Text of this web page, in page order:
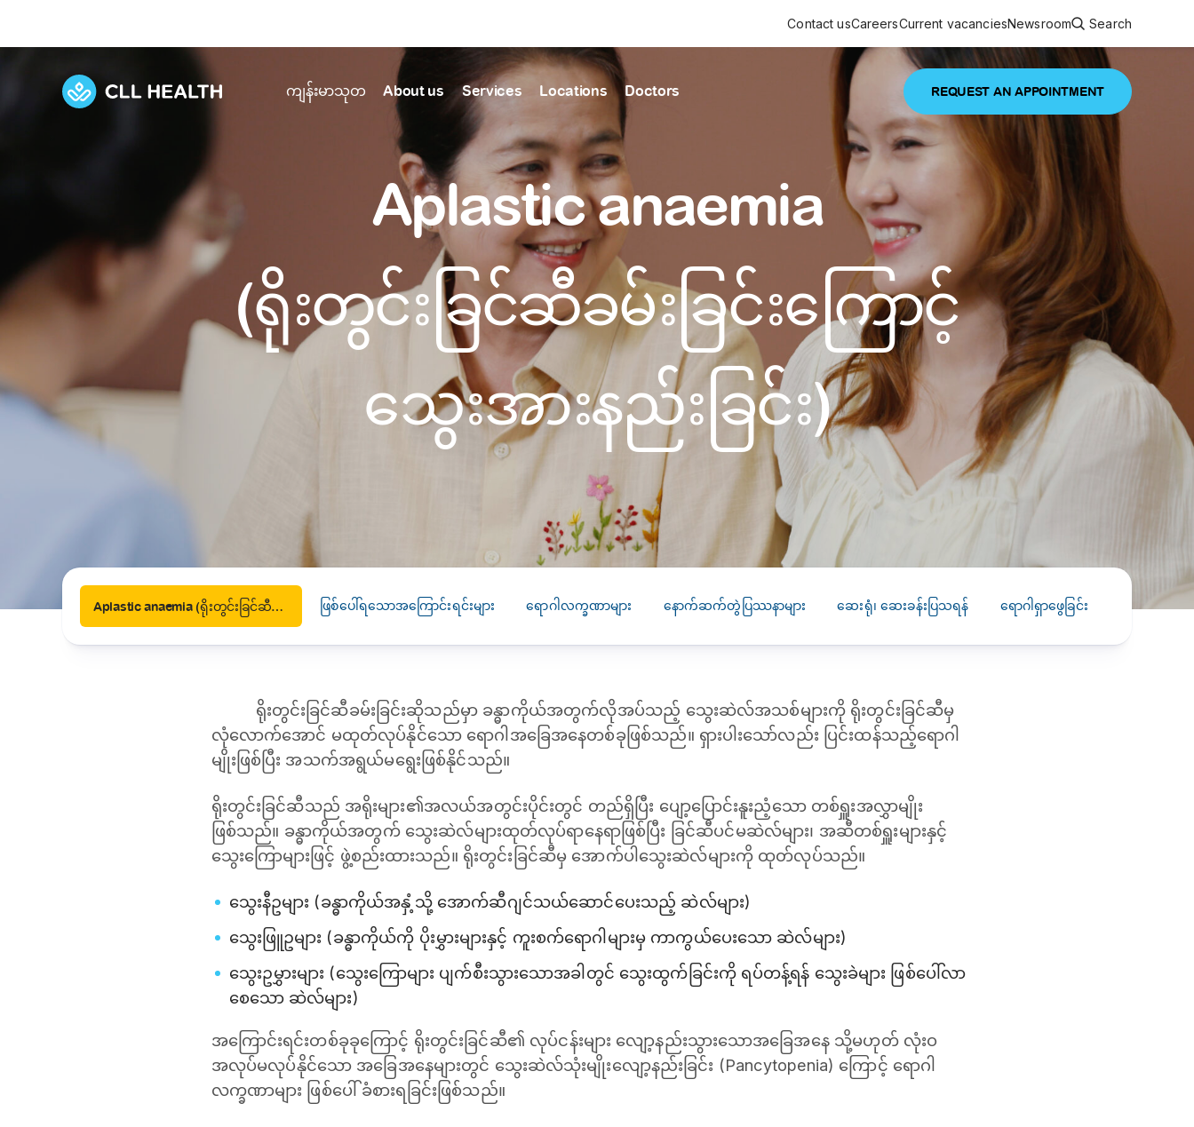
ကျန်းမာသုတ
View all health articles
Emergencies
Diseases and Conditions
Tests and Procedures
Find Health articles by first letter
A B C D E F G I J
K
N O P Q
W
X Y Z
Or search by keyword
ALL ARTICLES
SEARCH
Featured article
DISEASES AND CONDITIONS
22 APR 2026
Melioidosis (မယ်လီယွိုက်ဒိုး
ဆစ် ပြင်းထန်ကူးစက်ရောဂါ)
လီယွိုက်ဒိုးဆစ် ပြင်းထန်
About us
About us
Discover our commitment to transforming healthcare
Our history
Careers
News
News & Announcements
PRESS RELEASE
16 JAN 2026
CLL HEALTH
Strengthens
Presence in Upper
Myanmar Through
Phyu Laboratory and
HEALTH is pleased to
announce the...
PRESS RELEASE
29 AUG 2024
CLL HEALTH unveils
Shin Saw Pu Clinic in
Yangon, advancing
Yangon, Myanmar, 29
Services
Explore Services
Comprehensive care for your health and well-being
Primary care Developmental screening
Immunisation Diagnostics
Digestive care Fertility care
Health screening
Our featured services
Trusted care for every stage of life
Primary care
Comprehensive and continuing health care from prenatal
to elderly stages, coordinating with specialists as
needed
Locations
Our Facilities
Comprehensive care for your health and well-being
Our polyclinics
Quality primary and specialty care near you
Our clinics
Diagnostics and treatment in one place
Laboratories
Our clinics
Dedicated to providing comprehensive interdisciplinary
Shin Saw Pu Clinic
A Top-Tier Primary Care Facility Inaugurated in Yangon for
Local and Expatriate Families
Doctors REQUEST AN APPOINTMENT
Contact usCareersCurrent vacanciesNewsroom Search
Aplastic anaemia
(ရိုးတွင်းခြင်ဆီခမ်းခြင်းကြောင့်
သွေးအားနည်းခြင်း)
Aplastic anaemia (ရိုးတွင်းခြင်ဆီခမ်းခြင်းကြောင့် သွေးအားနည်းခြင်း) ဖြစ်ပေါ်ရသောအကြောင်းရင်းများ ရောဂါလက္ခဏာများ နောက်ဆက်တွဲပြဿနာများ ဆေးရုံ၊ ဆေးခန်းပြသရန် ရောဂါရှာဖွေခြင်း ကုသခြင်း
ရိုးတွင်းခြင်ဆီခမ်းခြင်းဆိုသည်မှာ ခန္ဓာကိုယ်အတွက်လိုအပ်သည့် သွေးဆဲလ်အသစ်များကို ရိုးတွင်းခြင်ဆီမှ
လုံလောက်အောင် မထုတ်လုပ်နိုင်သော ရောဂါအခြေအနေတစ်ခုဖြစ်သည်။ ရှားပါးသော်လည်း ပြင်းထန်သည့်ရောဂါ
မျိုးဖြစ်ပြီး အသက်အရွယ်မရွေးဖြစ်နိုင်သည်။
ရိုးတွင်းခြင်ဆီသည် အရိုးများ၏အလယ်အတွင်းပိုင်းတွင် တည်ရှိပြီး ပျော့ပြောင်းနူးညံ့သော တစ်ရှူးအလွှာမျိုး
ဖြစ်သည်။ ခန္ဓာကိုယ်အတွက် သွေးဆဲလ်များထုတ်လုပ်ရာနေရာဖြစ်ပြီး ခြင်ဆီပင်မဆဲလ်များ၊ အဆီတစ်ရှူးများနှင့်
သွေးကြောများဖြင့် ဖွဲ့စည်းထားသည်။ ရိုးတွင်းခြင်ဆီမှ အောက်ပါသွေးဆဲလ်များကို ထုတ်လုပ်သည်။
သွေးနီဥများ (ခန္ဓာကိုယ်အနှံ့သို့ အောက်ဆီဂျင်သယ်ဆောင်ပေးသည့် ဆဲလ်များ)
သွေးဖြူဥများ (ခန္ဓာကိုယ်ကို ပိုးမွှားများနှင့် ကူးစက်ရောဂါများမှ ကာကွယ်ပေးသော ဆဲလ်များ)
သွေးဥမွှားများ (သွေးကြောများ ပျက်စီးသွားသောအခါတွင် သွေးထွက်ခြင်းကို ရပ်တန့်ရန် သွေးခဲများ ဖြစ်ပေါ်လာ
စေသော ဆဲလ်များ)
အကြောင်းရင်းတစ်ခုခုကြောင့် ရိုးတွင်းခြင်ဆီ၏ လုပ်ငန်းများ လျော့နည်းသွားသောအခြေအနေ သို့မဟုတ် လုံးဝ
အလုပ်မလုပ်နိုင်သော အခြေအနေများတွင် သွေးဆဲလ်သုံးမျိုးလျော့နည်းခြင်း (Pancytopenia) ကြောင့် ရောဂါ
လက္ခဏာများ ဖြစ်ပေါ် ခံစားရခြင်းဖြစ်သည်။